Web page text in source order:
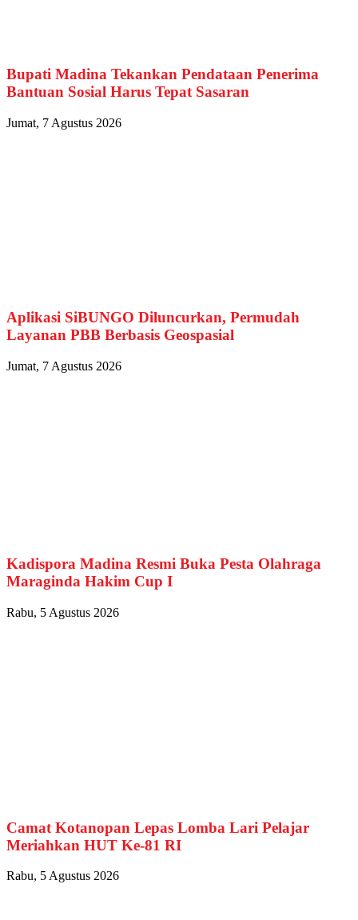
Bupati Madina Tekankan Pendataan Penerima
Bantuan Sosial Harus Tepat Sasaran
Jumat, 7 Agustus 2026
Aplikasi SiBUNGO Diluncurkan, Permudah
Layanan PBB Berbasis Geospasial
Jumat, 7 Agustus 2026
Kadispora Madina Resmi Buka Pesta Olahraga
Maraginda Hakim Cup I
Rabu, 5 Agustus 2026
Camat Kotanopan Lepas Lomba Lari Pelajar
Meriahkan HUT Ke-81 RI
Rabu, 5 Agustus 2026